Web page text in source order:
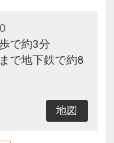
で約3分
で地下鉄で約8
地図